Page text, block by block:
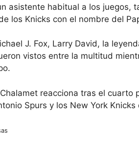
asistente habitual a los juegos,
los Knicks con el nombre del
J. Fox, Larry David, la
vistos entre la multitud
reacciona tras el
Spurs y los New York